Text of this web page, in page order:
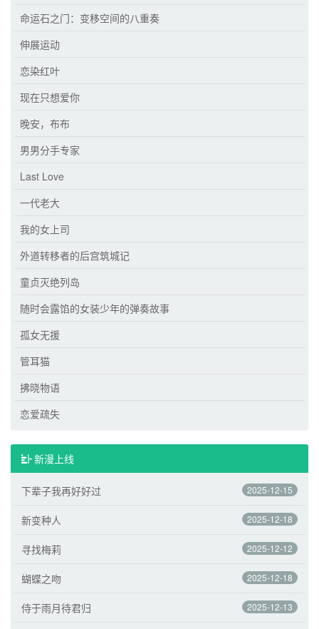
命运石之门：变移空间的八重奏
伸展运动
恋染红叶
现在只想爱你
晚安，布布
男男分手专家
Last Love
一代老大
我的女上司
外道转移者的后宫筑城记
童贞灭绝列岛
随时会露馅的女装少年的弹奏故事
孤女无援
管耳猫
拂晓物语
恋爱疏失
新漫上线
2025-12-15
下辈子我再好好过
2025-12-18
新变种人
2025-12-12
寻找梅莉
2025-12-18
蝴蝶之吻
2025-12-13
侍于雨月待君归